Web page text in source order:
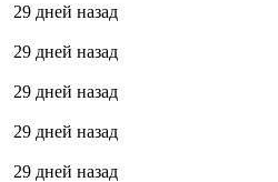
29 дней назад
29 дней назад
29 дней назад
29 дней назад
29 дней назад